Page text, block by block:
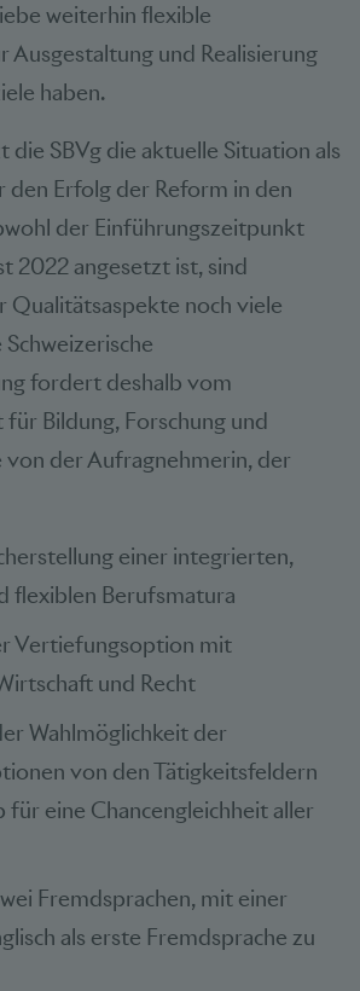
weiterhin flexible
Ausgestaltung und Realisierung
haben.
die SBVg die aktuelle Situation als
Erfolg der Reform in den
der Einführungszeitpunkt
2022 angesetzt ist, sind
Qualitätsaspekte noch viele
fordert deshalb vom
Bildung, Forschung und
von der Aufragnehmerin, der
einer integrierten,
flexiblen Berufsmatura
Vertiefungsoption mit
und Recht
Wahlmöglichkeit der
von den Tätigkeitsfeldern
eine Chancengleichheit aller
Fremdsprachen, mit einer
als erste Fremdsprache zu